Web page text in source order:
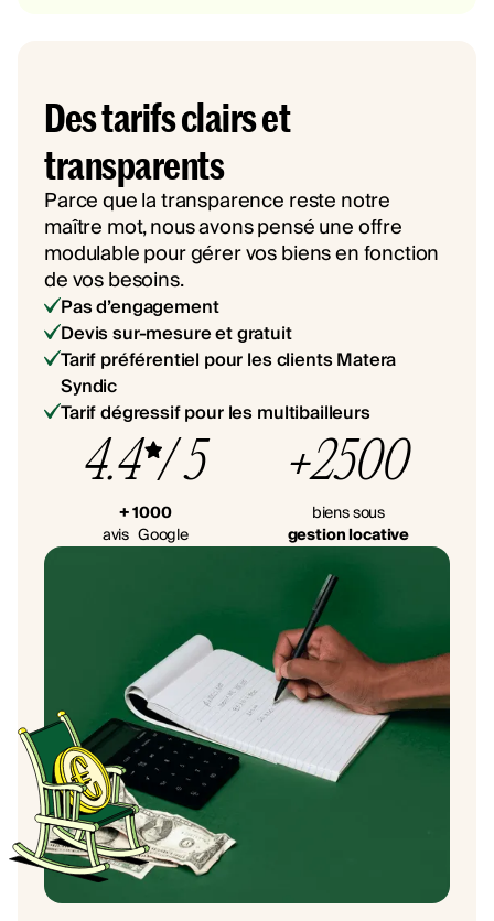
Des tarifs clairs et
transparents
Parce que la transparence reste notre
maître mot, nous avons pensé une offre
modulable pour gérer vos biens en fonction
de vos besoins.
Pas d’engagement
Devis sur-mesure et gratuit
Tarif préférentiel pour les clients Matera
Syndic
Tarif dégressif pour les multibailleurs
4.4 / 5
+ 1000
avis Google
+2500
biens sous
gestion locative